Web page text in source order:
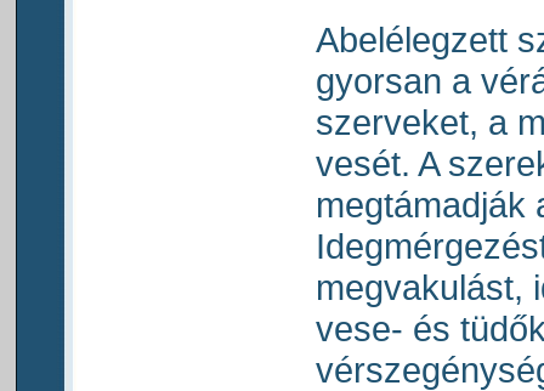
Abelélegzett
gyorsan a
szerveket, a
vesét. A
megtámadják
megvakulást,
vese- és